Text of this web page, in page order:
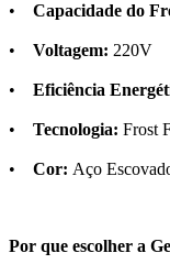
• Capacidade do
• Voltagem: 220V
• Eficiência
• Tecnologia: Frost
• Cor: Aço
Por que escolher a